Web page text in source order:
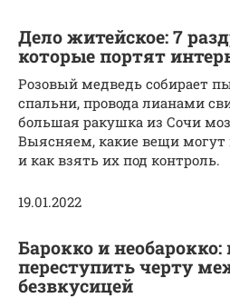
Дело житейское: 7
которые портят
Розовый медведь собирает
спальни, провода лианами
большая ракушка из Сочи
Выясняем, какие вещи могут
и как взять их под контроль.
19.01.2022
Барокко и необарокко:
переступить черту
безвкусицей